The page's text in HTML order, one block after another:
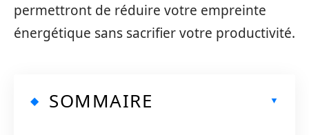
permettront de réduire votre empreinte
énergétique sans sacrifier votre productivité.
SOMMAIRE